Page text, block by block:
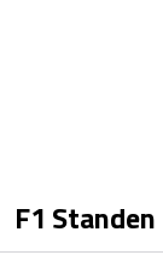
F1 Standen